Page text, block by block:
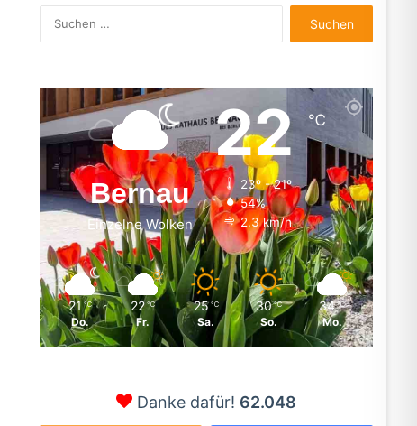
nach:
Bernau
Einzelne Wolken
22℃
23º - 21º
54%
2.3 km/h
21 ℃
Do.
22 ℃
Fr.
25 ℃
Sa.
30 ℃
So.
34 ℃
Mo.
Danke dafür! 62.048